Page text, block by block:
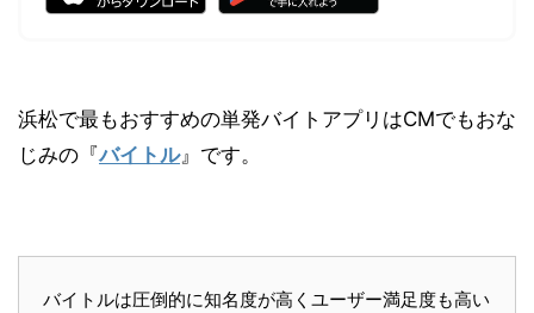
浜松で最もおすすめの単発バイトアプリはCMでもおな
じみの『バイトル』です。
バイトルは圧倒的に知名度が高くユーザー満足度も高い